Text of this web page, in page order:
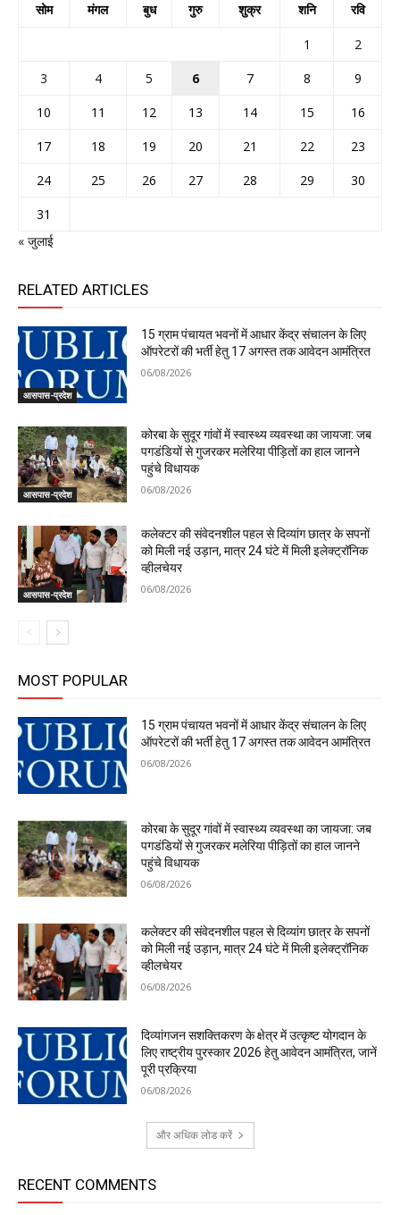
सोम मंगल बुध गुरु शुक्र शनि रवि
1
2
3
4 5 6 7 8
9
10
11 12 13 14 15
16
17
18 19 20 21 22
23
24
25 26 27 28 29
30
31
« जुलाई
RELATED ARTICLES
आसपास-प्रदेश
15 ग्राम पंचायत भवनों में आधार केंद्र संचालन के लिए
ऑपरेटरों की भर्ती हेतु 17 अगस्त तक आवेदन आमंत्रित
06/08/2026
आसपास-प्रदेश
कोरबा के सुदूर गांवों में स्वास्थ्य व्यवस्था का जायजा: जब
पगडंडियों से गुजरकर मलेरिया पीड़ितों का हाल जानने
पहुंचे विधायक
06/08/2026
आसपास-प्रदेश
कलेक्टर की संवेदनशील पहल से दिव्यांग छात्र के सपनों
को मिली नई उड़ान, मात्र 24 घंटे में मिली इलेक्ट्रॉनिक
व्हीलचेयर
06/08/2026
MOST POPULAR
15 ग्राम पंचायत भवनों में आधार केंद्र संचालन के लिए
ऑपरेटरों की भर्ती हेतु 17 अगस्त तक आवेदन आमंत्रित
06/08/2026
कोरबा के सुदूर गांवों में स्वास्थ्य व्यवस्था का जायजा: जब
पगडंडियों से गुजरकर मलेरिया पीड़ितों का हाल जानने
पहुंचे विधायक
06/08/2026
कलेक्टर की संवेदनशील पहल से दिव्यांग छात्र के सपनों
को मिली नई उड़ान, मात्र 24 घंटे में मिली इलेक्ट्रॉनिक
व्हीलचेयर
06/08/2026
दिव्यांगजन सशक्तिकरण के क्षेत्र में उत्कृष्ट योगदान के
लिए राष्ट्रीय पुरस्कार 2026 हेतु आवेदन आमंत्रित, जानें
पूरी प्रक्रिया
06/08/2026
और अधिक लोड करें
RECENT COMMENTS